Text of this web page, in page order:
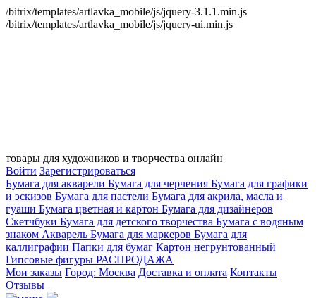
/bitrix/templates/artlavka_mobile/js/jquery-3.1.1.min.js
/bitrix/templates/artlavka_mobile/js/jquery-ui.min.js
товары для художников и творчества онлайн
Войти Зарегистрироваться
Бумага для акварели Бумага для черчения Бумага для графики
и эскизов Бумага для пастели Бумага для акрила, масла и
гуаши Бумага цветная и картон Бумага для дизайнеров
Скетчбуки Бумага для детского творчества Бумага с водяным
знаком Акварель Бумага для маркеров Бумага для
каллиграфии Папки для бумаг Картон негрунтованный
Гипсовые фигуры РАСПРОДАЖА
Мои заказы Город: Москва Доставка и оплата Контакты
Отзывы